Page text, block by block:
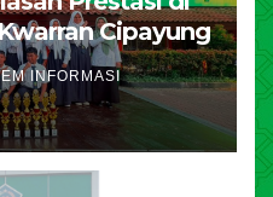
Cipayung
INFORMASI